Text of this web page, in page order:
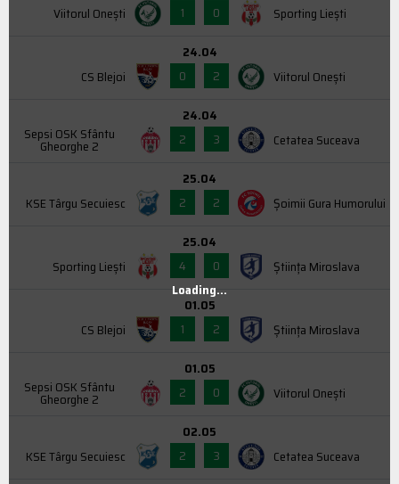
Viitorul Onești
1
0 Sporting Liești
CS Blejoi
24.04
0
2 Viitorul Onești
Sepsi OSK Sfântu
Gheorghe 2
24.04
2
3 Cetatea Suceava
KSE Târgu Secuiesc
25.04
2
2 Şoimii Gura Humorului
Sporting Liești
25.04
4
0 Știința Miroslava
CS Blejoi
01.05
1
2 Știința Miroslava
Sepsi OSK Sfântu
Gheorghe 2
01.05
2
0 Viitorul Onești
KSE Târgu Secuiesc
02.05
2
3 Cetatea Suceava
Loading...